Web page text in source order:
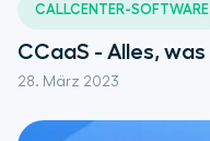
CALLCENTER-SOFTWARE
28. März 2023
CCaaS - Alles,